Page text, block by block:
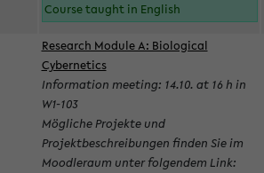
Course taught in English
Research Module A: Biological
Cybernetics
Information meeting: 14.10. at 16 h in
W1-103
Mögliche Projekte und
Projektbeschreibungen finden Sie im
Moodleraum unter folgendem Link: